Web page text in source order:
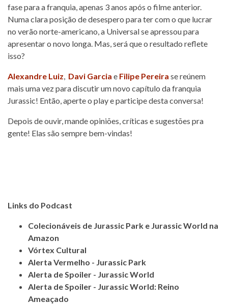
fase para a franquia, apenas 3 anos após o filme anterior.
Numa clara posição de desespero para ter com o que lucrar
no verão norte-americano, a Universal se apressou para
apresentar o novo longa. Mas, será que o resultado reflete
isso?
Alexandre Luiz, Davi Garcia e Filipe Pereira se reúnem
mais uma vez para discutir um novo capítulo da franquia
Jurassic! Então, aperte o play e participe desta conversa!
Depois de ouvir, mande opiniões, críticas e sugestões pra
gente! Elas são sempre bem-vindas!
Links do Podcast
Colecionáveis de Jurassic Park e Jurassic World na
Amazon
Vórtex Cultural
Alerta Vermelho - Jurassic Park
Alerta de Spoiler - Jurassic World
Alerta de Spoiler - Jurassic World: Reino
Ameaçado